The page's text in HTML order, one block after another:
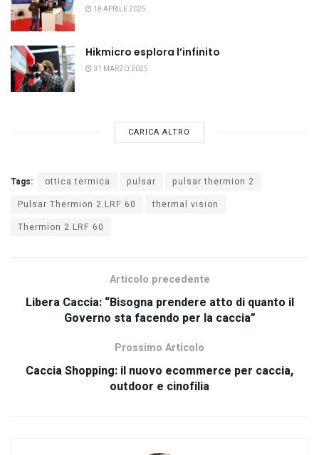
18 APRILE 2025
Hikmicro esplora l’infinito
31 MARZO 2025
CARICA ALTRO
Tags: ottica termica pulsar
pulsar thermion 2
Pulsar Thermion 2 LRF 60
thermal vision
Thermion 2 LRF 60
Articolo precedente
Libera Caccia: “Bisogna prendere atto di quanto il
Governo sta facendo per la caccia”
Prossimo Articolo
Caccia Shopping: il nuovo ecommerce per caccia,
outdoor e cinofilia